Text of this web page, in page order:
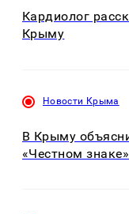
Кардиолог
Крыму
Новости Крыма
В Крыму
«Честном знаке»